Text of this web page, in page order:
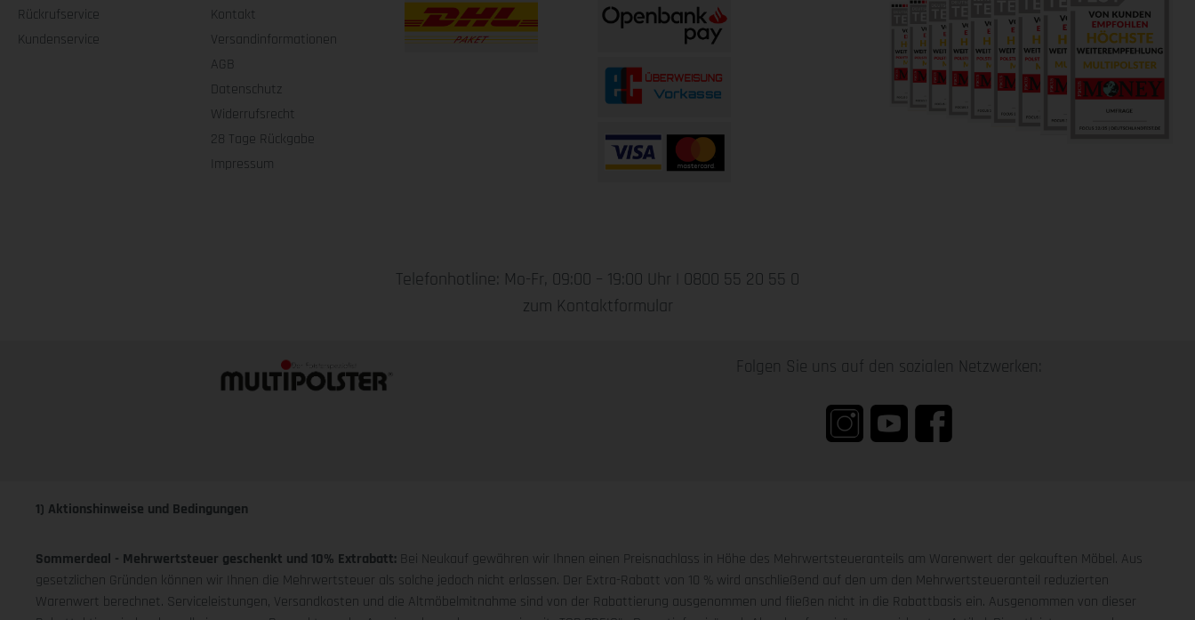
Rückrufservice
Kundenservice
Kontakt
Versandinformationen
AGB
Datenschutz
Widerrufsrecht
28 Tage Rückgabe
Impressum
Telefonhotline: Mo-Fr, 09:00 – 19:00 Uhr | 0800 55 20 55 0
zum Kontaktformular
Folgen Sie uns auf den sozialen Netzwerken:
1) Aktionshinweise und Bedingungen
Sommerdeal - Mehrwertsteuer geschenkt und 10% Extrabatt: Bei Neukauf gewähren wir Ihnen einen Preisnachlass in Höhe des Mehrwertsteueranteils am Warenwert der gekauften Möbel. Aus
gesetzlichen Gründen können wir Ihnen die Mehrwertsteuer als solche jedoch nicht erlassen. Der Extra-Rabatt von 10 % wird anschließend auf den um den Mehrwertsteueranteil reduzierten
Warenwert berechnet. Serviceleistungen, Versandkosten und die Altmöbelmitnahme sind von der Rabattierung ausgenommen und fließen nicht in die Rabattbasis ein. Ausgenommen von dieser